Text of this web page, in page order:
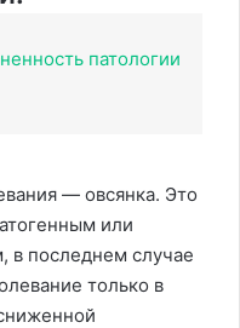
патологии
— овсянка. Это
или
в последнем случае
только в